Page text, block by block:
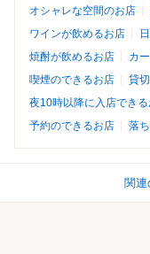
オシャレな空間のお店
ワインが飲めるお店
焼酎が飲めるお店
カ
喫煙のできるお店
貸
夜10時以降に入店でき
予約のできるお店
落
関